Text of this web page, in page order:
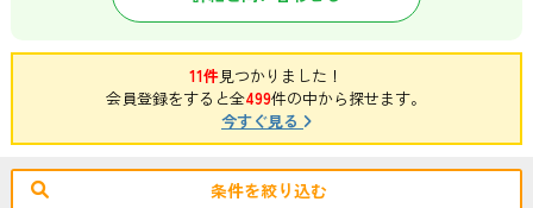
11件見つかりました！
会員登録をすると全499件の中から探せます。
今すぐ見る
条件を絞り込む